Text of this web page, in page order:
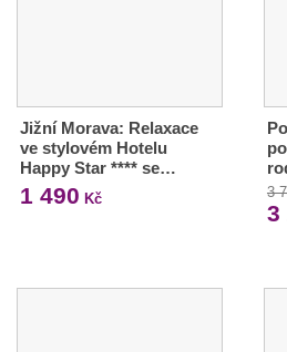
Jižní Morava: Relaxace
ve stylovém Hotelu
Happy Star **** se…
1 490 Kč 3
3